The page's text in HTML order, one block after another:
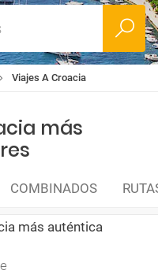
Viajes A Croacia
más
COMBINADOS
más auténtica